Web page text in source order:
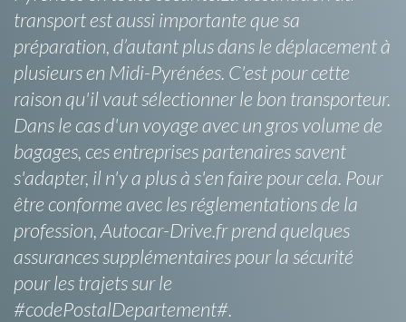
transport est aussi importante que sa
préparation, d’autant plus dans le déplacement à
plusieurs en Midi-Pyrénées. C'est pour cette
raison qu'il vaut sélectionner le bon transporteur.
Dans le cas d'un voyage avec un gros volume de
bagages, ces entreprises partenaires savent
s'adapter, il n'y a plus à s'en faire pour cela. Pour
être conforme avec les réglementations de la
profession, Autocar-Drive.fr prend quelques
assurances supplémentaires pour la sécurité
pour les trajets sur le
#codePostalDepartement#.